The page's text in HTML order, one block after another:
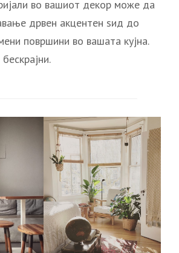
во вашиот декор може да
дрвен акцентен ѕид до
површини во вашата кујна.